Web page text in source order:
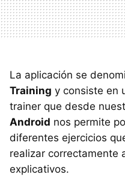
La aplicación se
Training y consiste en
trainer que desde
Android nos permite
diferentes ejercicios
realizar correctamente
explicativos.